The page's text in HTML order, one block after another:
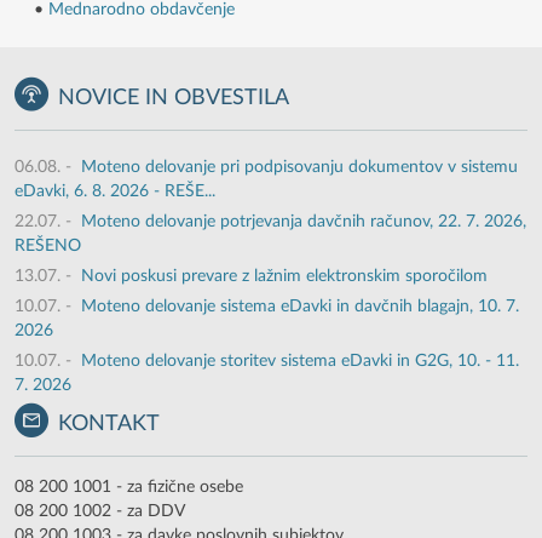
• Mednarodno obdavčenje
NOVICE IN OBVESTILA
06.08. -
Moteno delovanje pri podpisovanju dokumentov v sistemu
eDavki, 6. 8. 2026 - REŠE...
22.07. -
Moteno delovanje potrjevanja davčnih računov, 22. 7. 2026,
REŠENO
13.07. -
Novi poskusi prevare z lažnim elektronskim sporočilom
10.07. -
Moteno delovanje sistema eDavki in davčnih blagajn, 10. 7.
2026
10.07. -
Moteno delovanje storitev sistema eDavki in G2G, 10. - 11.
7. 2026
KONTAKT
08 200 1001 - za fizične osebe
08 200 1002 - za DDV